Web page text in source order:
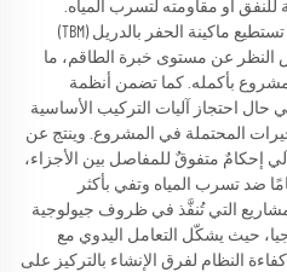
للنفق أو مقاومته لتسرب المياه.
وبفضل قدرة تركيب الأجزاء تلقائيًّا، تستطيع ماكينة الحفر بالدريل (TBM)
النظر عن مستوى خبرة الطاقم، ما
بأكمله. كما تضمن أنظمة
حال احتجاز آليات التركيب الأساسية
المحتملة في المشروع. وينتج عن
إحكامٌ متفوقٌ للمفاصل بين الأجزاء،
ضد تسرب المياه وتفي بأكثر
التي تُنفَّذ في ظروف جيولوجية
حيث يشكّل التعامل اليدوي مع
النظام لفرق الإنشاء بالتركيز على